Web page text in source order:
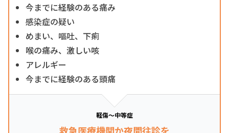
今までに経験のある痛み
感染症の疑い
めまい、嘔吐、下痢
喉の痛み、激しい咳
アレルギー
今までに経験のある頭痛
軽傷～中等症
救急医療機関か夜間往診を